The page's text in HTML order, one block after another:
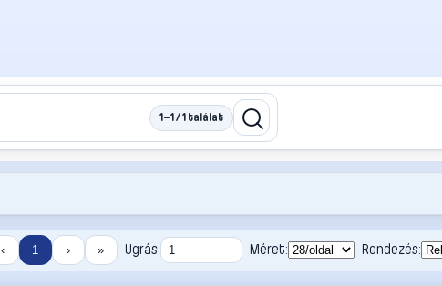
1–1 / 1 találat
‹ 1 › » Ugrás: Méret: Rendezés: